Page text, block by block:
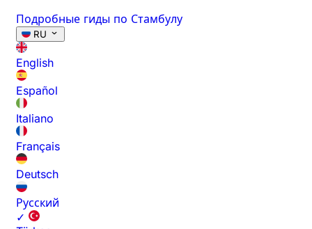
Подробные гиды по Стамбулу
RU
English
Español
Italiano
Français
Deutsch
Русский
✓